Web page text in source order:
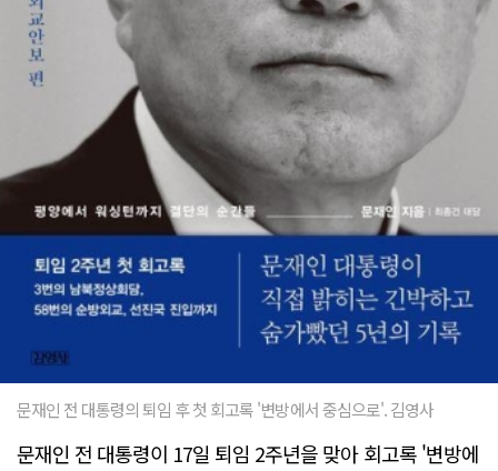
문재인 전 대통령의 퇴임 후 첫 회고록 '변방에서 중심으로'. 김영사
문재인 전 대통령이 17일 퇴임 2주년을 맞아 회고록 '변방에